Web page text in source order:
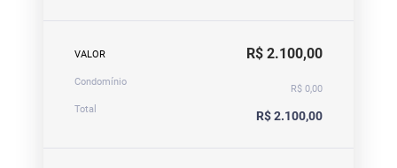
VALOR R$ 2.100,00
Condomínio
R$ 0,00
Total
R$ 2.100,00